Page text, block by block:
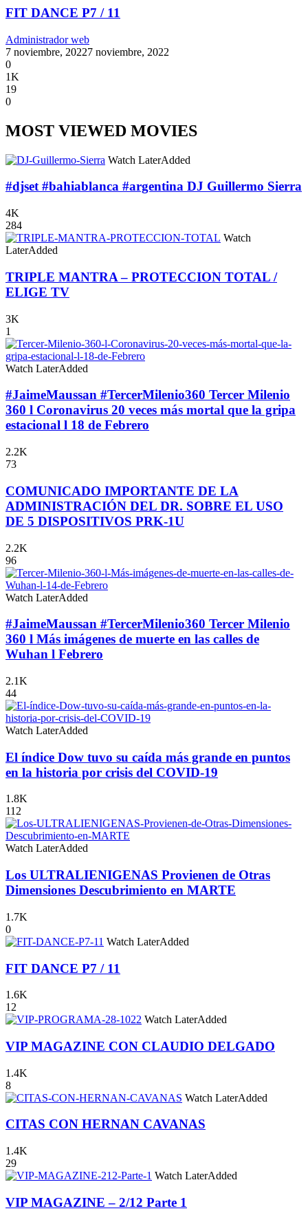
FIT DANCE P7 / 11
Administrador web
7 noviembre, 20227 noviembre, 2022
0
1K
19
0
MOST VIEWED MOVIES
Watch LaterAdded
#djset #bahiablanca #argentina DJ Guillermo Sierra
4K
284
Watch
LaterAdded
TRIPLE MANTRA – PROTECCION TOTAL /
ELIGE TV
3K
1
Watch LaterAdded
#JaimeMaussan #TercerMilenio360 Tercer Milenio
360 l Coronavirus 20 veces más mortal que la gripa
estacional l 18 de Febrero
2.2K
73
COMUNICADO IMPORTANTE DE LA
ADMINISTRACIÓN DEL DR. SOBRE EL USO
DE 5 DISPOSITIVOS PRK-1U
2.2K
96
Watch LaterAdded
#JaimeMaussan #TercerMilenio360 Tercer Milenio
360 l Más imágenes de muerte en las calles de
Wuhan l Febrero
2.1K
44
Watch LaterAdded
El índice Dow tuvo su caída más grande en puntos
en la historia por crisis del COVID-19
1.8K
112
Watch LaterAdded
Los ULTRALIENIGENAS Provienen de Otras
Dimensiones Descubrimiento en MARTE
1.7K
0
Watch LaterAdded
FIT DANCE P7 / 11
1.6K
12
Watch LaterAdded
VIP MAGAZINE CON CLAUDIO DELGADO
1.4K
8
Watch LaterAdded
CITAS CON HERNAN CAVANAS
1.4K
29
Watch LaterAdded
VIP MAGAZINE – 2/12 Parte 1